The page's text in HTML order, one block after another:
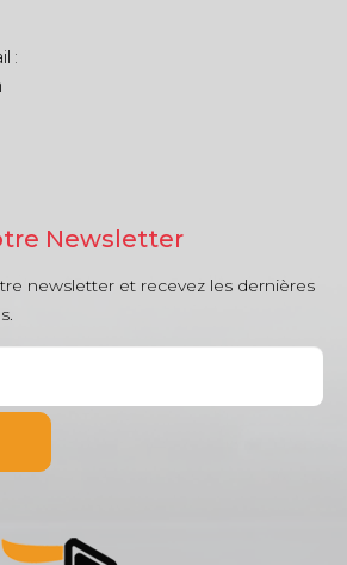
:
Newsletter
newsletter et recevez les dernières